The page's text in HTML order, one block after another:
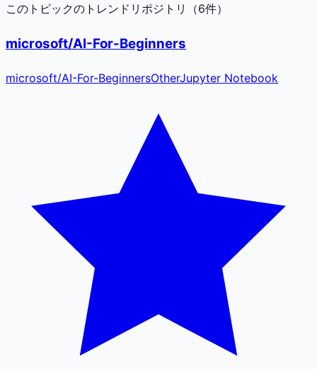
このトピックのトレンドリポジトリ（6件）
microsoft/AI-For-Beginners
microsoft/AI-For-BeginnersOtherJupyter Notebook